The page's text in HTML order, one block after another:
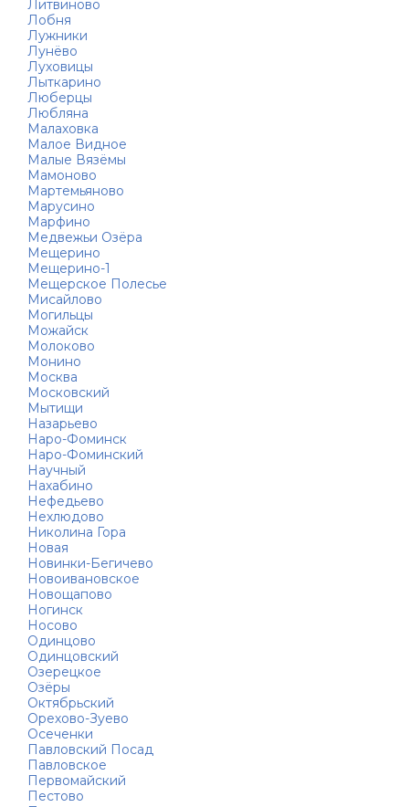
Литвиново
Лобня
Лужники
Лунёво
Луховицы
Лыткарино
Люберцы
Любляна
Малаховка
Малое Видное
Малые Вязёмы
Мамоново
Мартемьяново
Марусино
Марфино
Медвежьи Озёра
Мещерино
Мещерино-1
Мещерское Полесье
Мисайлово
Могильцы
Можайск
Молоково
Монино
Москва
Московский
Мытищи
Назарьево
Наро-Фоминск
Наро-Фоминский
Научный
Нахабино
Нефедьево
Нехлюдово
Николина Гора
Новая
Новинки-Бегичево
Новоивановское
Новощапово
Ногинск
Носово
Одинцово
Одинцовский
Озерецкое
Озёры
Октябрьский
Орехово-Зуево
Осеченки
Павловский Посад
Павловское
Первомайский
Пестово